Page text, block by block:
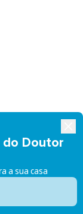
do Doutor
a sua casa